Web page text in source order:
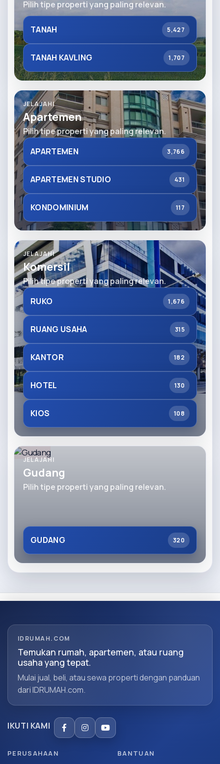
Pilih tipe properti yang paling relevan.
TANAH 5,427
TANAH KAVLING 1,707
JELAJAHI
Apartemen
Pilih tipe properti yang paling relevan.
APARTEMEN
3,766
APARTEMEN STUDIO 431
KONDOMINIUM 117
JELAJAHI
Komersil
Pilih tipe properti yang paling relevan.
RUKO
1,676
RUANG USAHA 315
KANTOR 182
HOTEL 130
KIOS 108
JELAJAHI
Gudang
Pilih tipe properti yang paling relevan.
GUDANG 320
IDRUMAH.COM
Temukan rumah, apartemen, atau ruang
usaha yang tepat.
Mulai jual, beli, atau sewa properti dengan panduan
dari IDRUMAH.com.
IKUTI KAMI
PERUSAHAAN BANTUAN